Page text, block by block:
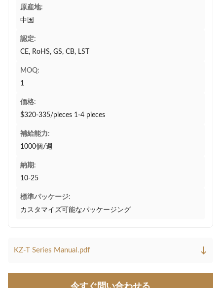
原産地:
中国
認定:
CE, RoHS, GS, CB, LST
MOQ:
1
価格:
$320-335/pieces 1-4 pieces
補給能力:
1000個/週
納期:
10-25
標準パッケージ:
カスタマイズ可能なパッケージング
KZ-T Series Manual.pdf ↓